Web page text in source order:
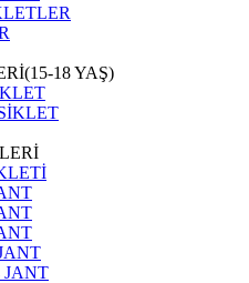
18 YAŞ)
JANT